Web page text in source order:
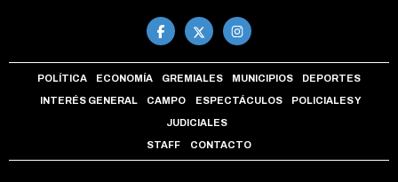
POLÍTICA ECONOMÍA GREMIALES MUNICIPIOS DEPORTES
INTERÉS GENERAL CAMPO ESPECTÁCULOS POLICIALES Y
JUDICIALES
STAFF CONTACTO